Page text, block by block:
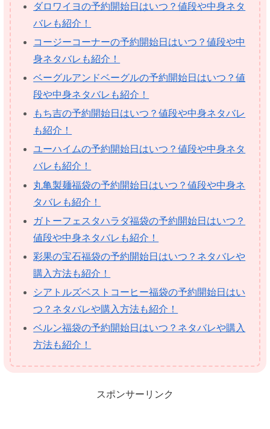
ダロワイヨの予約開始日はいつ？値段や中身ネタ
バレも紹介！
コージーコーナーの予約開始日はいつ？値段や中
身ネタバレも紹介！
ベーグルアンドベーグルの予約開始日はいつ？値
段や中身ネタバレも紹介！
もち吉の予約開始日はいつ？値段や中身ネタバレ
も紹介！
ユーハイムの予約開始日はいつ？値段や中身ネタ
バレも紹介！
丸亀製麺福袋の予約開始日はいつ？値段や中身ネ
タバレも紹介！
ガトーフェスタハラダ福袋の予約開始日はいつ？
値段や中身ネタバレも紹介！
彩果の宝石福袋の予約開始日はいつ？ネタバレや
購入方法も紹介！
シアトルズベストコーヒー福袋の予約開始日はい
つ？ネタバレや購入方法も紹介！
ベルン福袋の予約開始日はいつ？ネタバレや購入
方法も紹介！
スポンサーリンク